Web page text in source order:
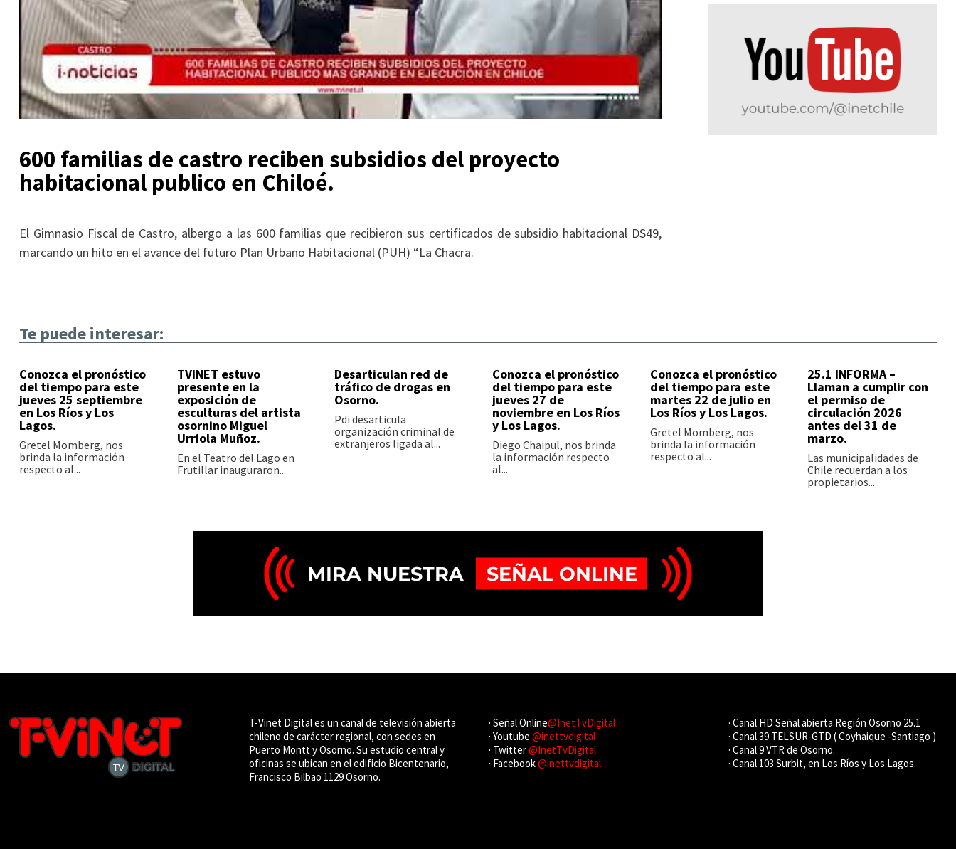
600 familias de castro reciben subsidios del proyecto
habitacional publico en Chiloé.
El Gimnasio Fiscal de Castro, albergo a las 600 familias que recibieron sus certificados de subsidio habitacional DS49,
marcando un hito en el avance del futuro Plan Urbano Habitacional (PUH) “La Chacra.
Te puede interesar:
Conozca el pronóstico
del tiempo para este
jueves 25 septiembre
en Los Ríos y Los
Lagos.
Gretel Momberg, nos
brinda la información
respecto al...
TVINET estuvo
presente en la
exposición de
esculturas del artista
osornino Miguel
Urriola Muñoz.
En el Teatro del Lago en
Frutillar inauguraron...
Desarticulan red de
tráfico de drogas en
Osorno.
Pdi desarticula
organización criminal de
extranjeros ligada al...
Conozca el pronóstico
del tiempo para este
jueves 27 de
noviembre en Los Ríos
y Los Lagos.
Diego Chaipul, nos brinda
la información respecto
al...
Conozca el pronóstico
del tiempo para este
martes 22 de julio en
Los Ríos y Los Lagos.
Gretel Momberg, nos
brinda la información
respecto al...
25.1 INFORMA –
Llaman a cumplir con
el permiso de
circulación 2026
antes del 31 de
marzo.
Las municipalidades de
Chile recuerdan a los
propietarios...
T-Vinet Digital es un canal de televisión abierta
chileno de carácter regional, con sedes en
Puerto Montt y Osorno. Su estudio central y
oficinas se ubican en el edificio Bicentenario,
Francisco Bilbao 1129 Osorno.
· Señal Online@InetTvDigital
· Youtube @inettvdigital
· Twitter@InetTvDigital
· Facebook@inettvdigital
· Canal HD Señal abierta Región Osorno 25.1
· Canal 39 TELSUR-GTD ( Coyhaique -Santiago )
· Canal 9 VTR de Osorno.
· Canal 103 Surbit, en Los Ríos y Los Lagos.